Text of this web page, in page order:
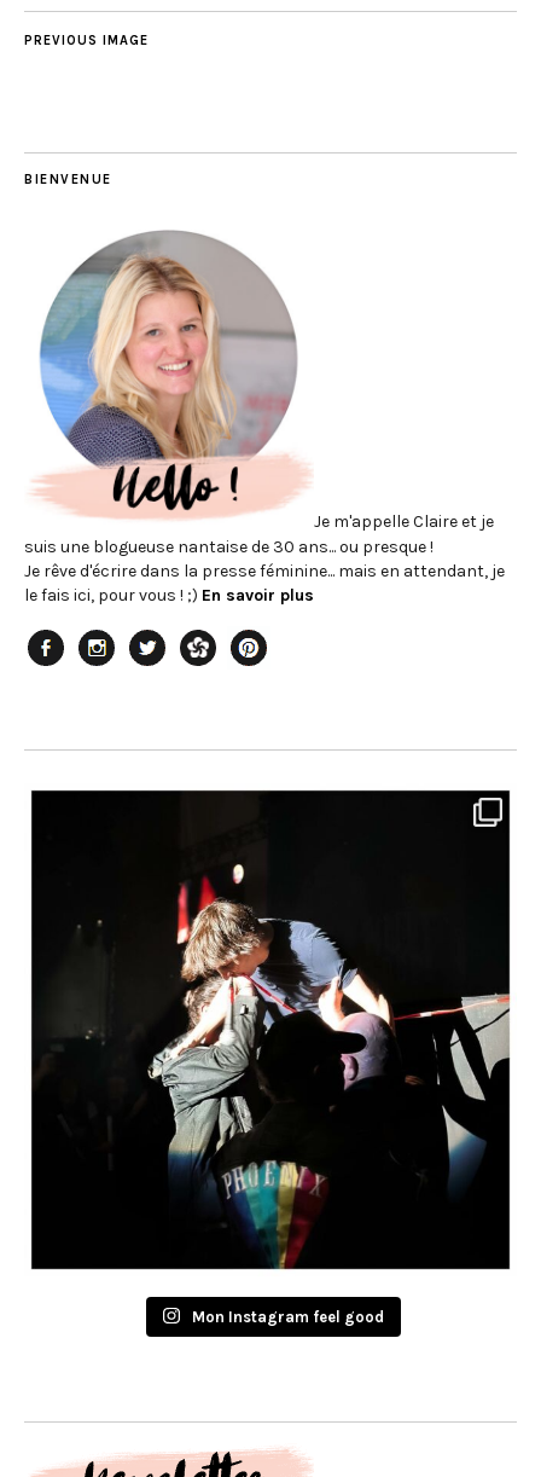
PREVIOUS IMAGE
BIENVENUE
Je m'appelle Claire et je
suis une blogueuse nantaise de 30 ans... ou presque !
Je rêve d'écrire dans la presse féminine... mais en attendant, je
le fais ici, pour vous ! ;) En savoir plus
Mon Instagram feel good